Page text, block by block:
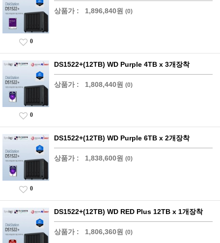
상품가 : 1,896,840원 (0)
0
DS1522+(12TB) WD Purple 4TB x 3개장착
상품가 : 1,808,440원 (0)
0
DS1522+(12TB) WD Purple 6TB x 2개장착
상품가 : 1,838,600원 (0)
0
DS1522+(12TB) WD RED Plus 12TB x 1개장착
상품가 : 1,806,360원 (0)